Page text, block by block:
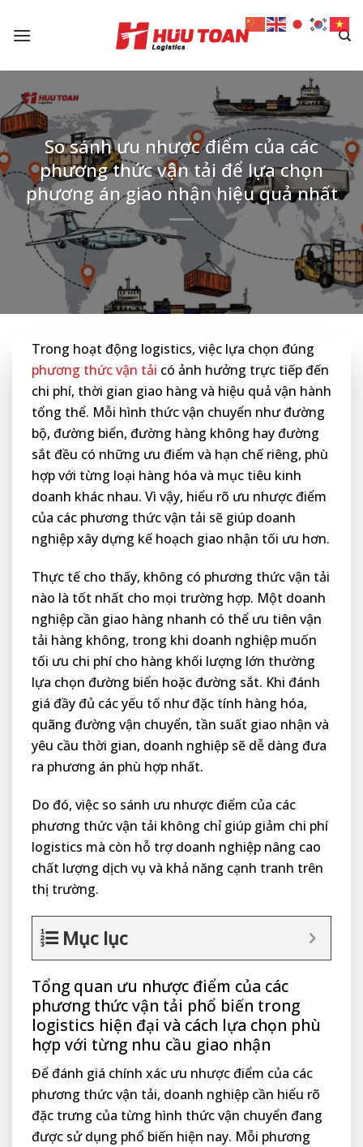
So sánh ưu nhược điểm của các
phương thức vận tải để lựa chọn
phương án giao nhận hiệu quả nhất
Trong hoạt động logistics, việc lựa chọn đúng
phương thức vận tải có ảnh hưởng trực tiếp đến
chi phí, thời gian giao hàng và hiệu quả vận hành
tổng thể. Mỗi hình thức vận chuyển như đường
bộ, đường biển, đường hàng không hay đường
sắt đều có những ưu điểm và hạn chế riêng, phù
hợp với từng loại hàng hóa và mục tiêu kinh
doanh khác nhau. Vì vậy, hiểu rõ ưu nhược điểm
của các phương thức vận tải sẽ giúp doanh
nghiệp xây dựng kế hoạch giao nhận tối ưu hơn.
Thực tế cho thấy, không có phương thức vận tải
nào là tốt nhất cho mọi trường hợp. Một doanh
nghiệp cần giao hàng nhanh có thể ưu tiên vận
tải hàng không, trong khi doanh nghiệp muốn
tối ưu chi phí cho hàng khối lượng lớn thường
lựa chọn đường biển hoặc đường sắt. Khi đánh
giá đầy đủ các yếu tố như đặc tính hàng hóa,
quãng đường vận chuyển, tần suất giao nhận và
yêu cầu thời gian, doanh nghiệp sẽ dễ dàng đưa
ra phương án phù hợp nhất.
Do đó, việc so sánh ưu nhược điểm của các
phương thức vận tải không chỉ giúp giảm chi phí
logistics mà còn hỗ trợ doanh nghiệp nâng cao
chất lượng dịch vụ và khả năng cạnh tranh trên
thị trường.
Mục lục
Tổng quan ưu nhược điểm của các
phương thức vận tải phổ biến trong
logistics hiện đại và cách lựa chọn phù
hợp với từng nhu cầu giao nhận
Để đánh giá chính xác ưu nhược điểm của các
phương thức vận tải, doanh nghiệp cần hiểu rõ
đặc trưng của từng hình thức vận chuyển đang
được sử dụng phổ biến hiện nay. Mỗi phương